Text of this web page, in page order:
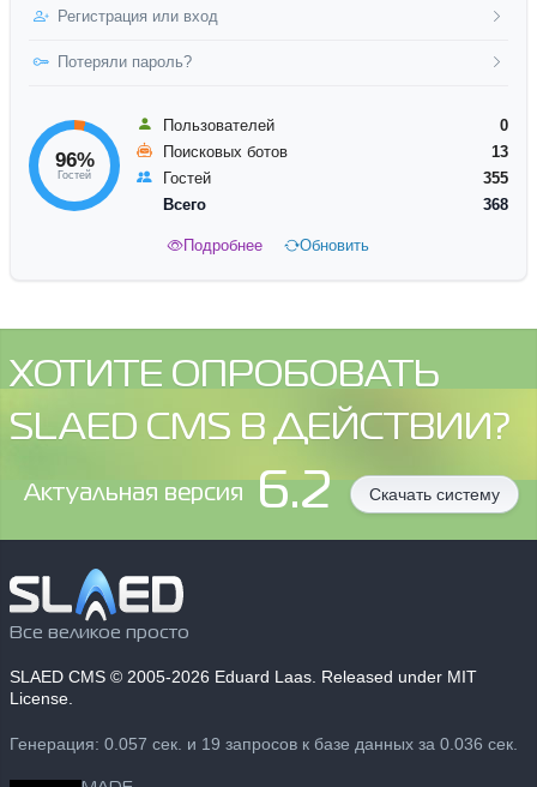
Регистрация или вход
Потеряли пароль?
96%
Гостей
Пользователей
0
Поисковых ботов
13
Гостей
355
Всего
368
Подробнее Обновить
ХОТИТЕ ОПРОБОВАТЬ
SLAED CMS В ДЕЙСТВИИ?
Aктуальная версия 6.2 Скачать систему
Все великое просто
SLAED CMS © 2005-2026 Eduard Laas. Released under MIT
License.
Генерация: 0.057 сек. и 19 запросов к базе данных за 0.036 сек.